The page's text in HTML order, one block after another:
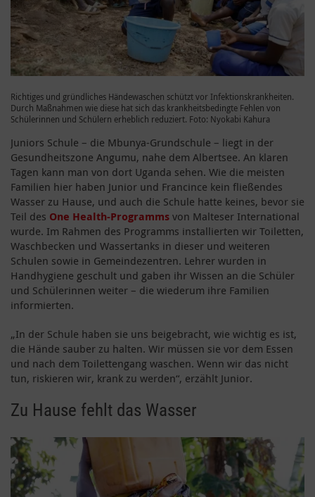
Richtiges und gründliches Händewaschen schützt vor Infektionskrankheiten.
Durch Maßnahmen wie diese hat sich das krankheitsbedingte Fehlen von
Schülerinnen und Schülern erheblich reduziert. Foto: Nyokabi Kahura
Juniors Schule – die Mbunya-Grundschule – liegt in der
Gesundheitszone Angumu, nahe dem Albertsee. An klaren
Tagen kann man von dort Uganda sehen. Wie die meisten
Familien hier haben Junior und Francince kein fließendes
Wasser zu Hause, und auch die Schule hatte keines, bevor sie
Teil des One Health-Programms von Malteser International
wurde. Im Rahmen des Programms installierten wir Toiletten,
Waschbecken und Wassertanks in dieser und weiteren
Schulen sowie in Gemeindezentren. Lehrer wurden in
Handhygiene geschult und gaben ihr Wissen an die Schüler
und Schülerinnen weiter – die wiederum ihre Familien
informierten.
„In der Schule haben sie uns beigebracht, wie wichtig es ist,
die Hände sauber zu halten. Wir müssen sie vor dem Essen
und nach dem Toilettengang waschen. Wenn wir das nicht
tun, riskieren wir, krank zu werden“, erzählt Junior.
Zu Hause fehlt das Wasser